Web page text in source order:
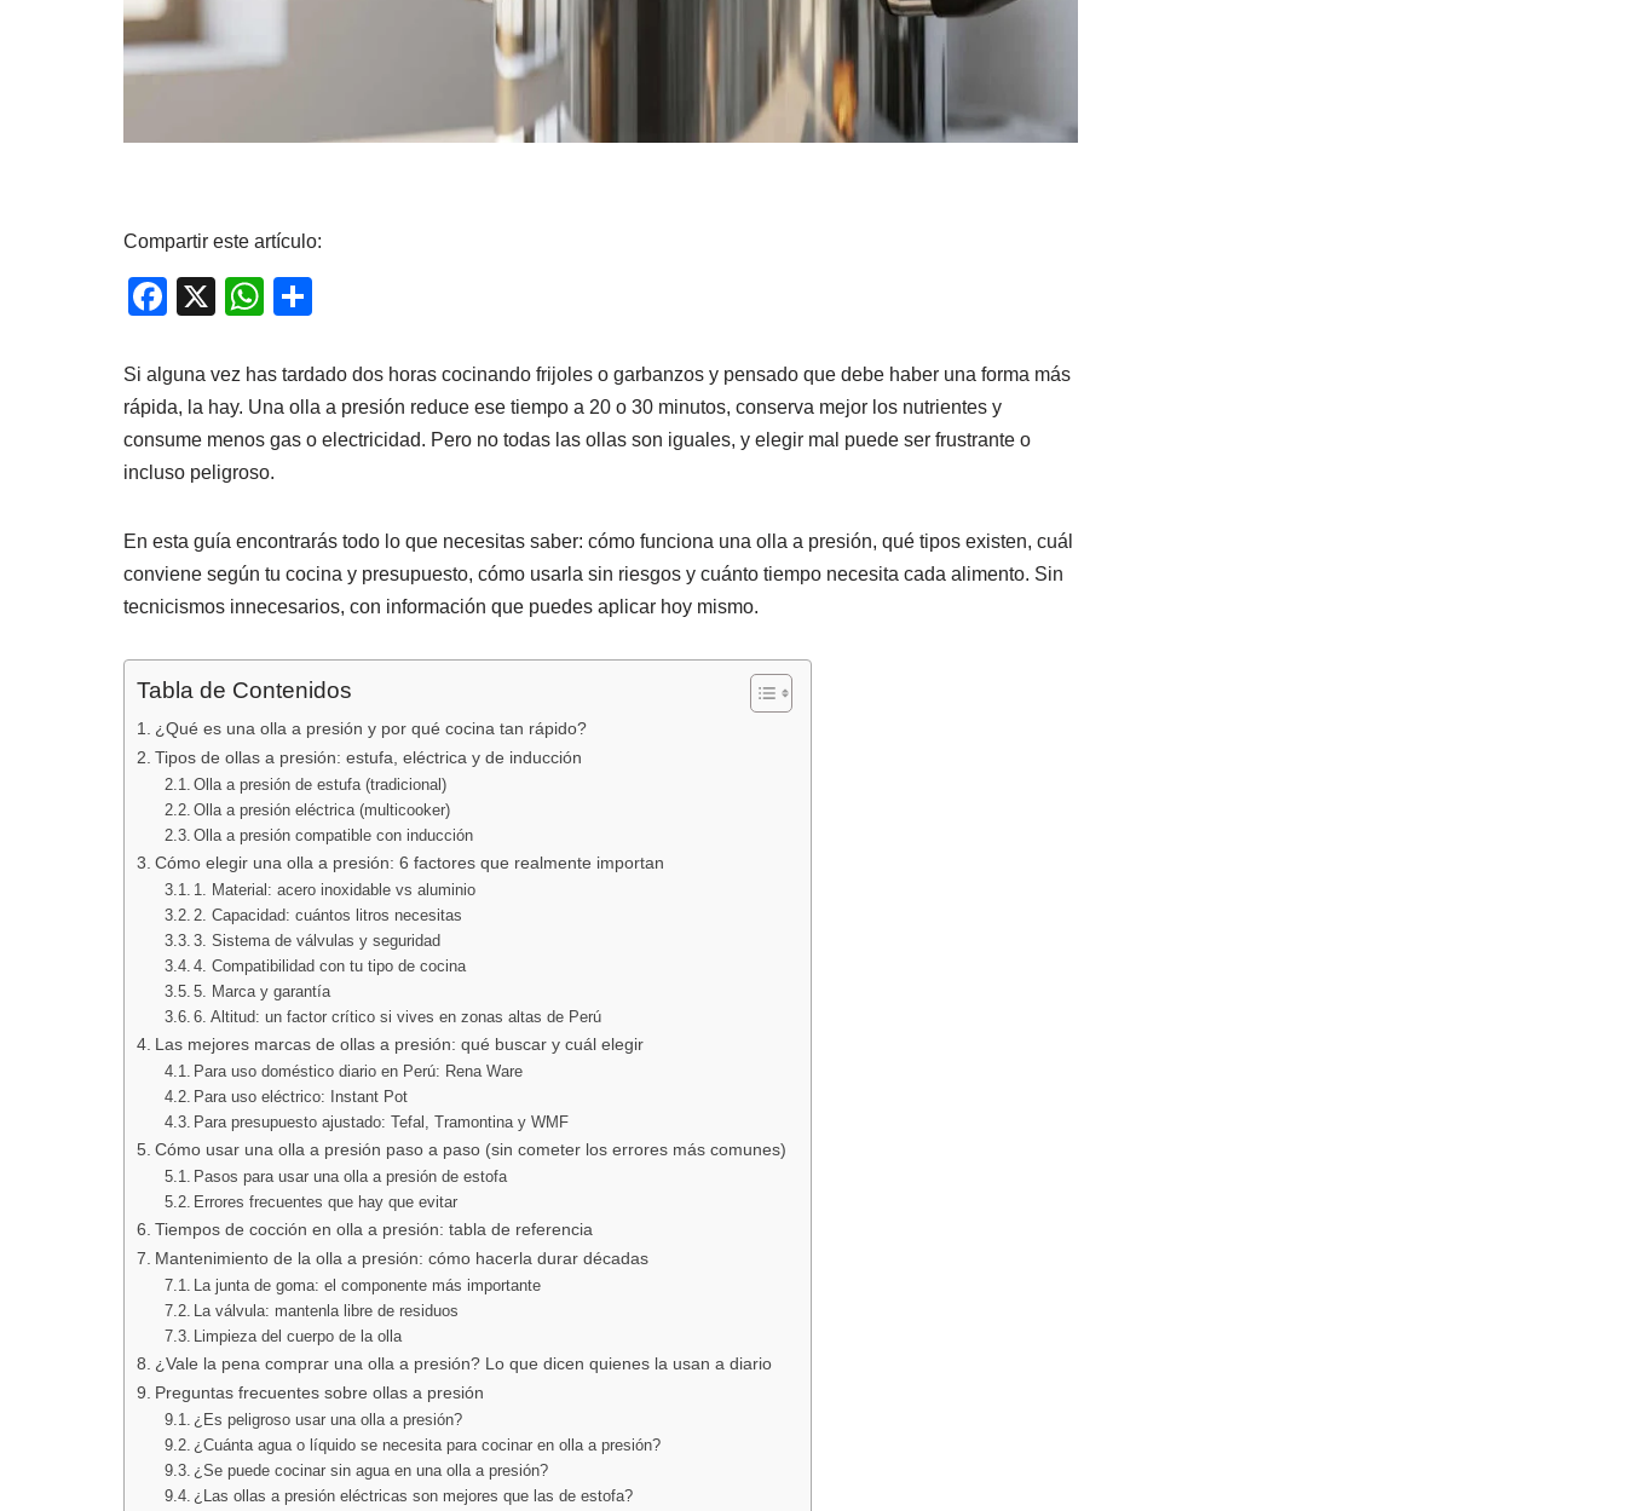
Compartir este artículo:
F
c
e
b
o
o
k
X
W
at
s
A
p
p
m
p
ar
Si alguna vez has tardado dos horas cocinando frijoles o garbanzos y pensado que debe haber una forma más
rápida, la hay. Una olla a presión reduce ese tiempo a 20 o 30 minutos, conserva mejor los nutrientes y
consume menos gas o electricidad. Pero no todas las ollas son iguales, y elegir mal puede ser frustrante o
incluso peligroso.
En esta guía encontrarás todo lo que necesitas saber: cómo funciona una olla a presión, qué tipos existen, cuál
conviene según tu cocina y presupuesto, cómo usarla sin riesgos y cuánto tiempo necesita cada alimento. Sin
tecnicismos innecesarios, con información que puedes aplicar hoy mismo.
Tabla de Contenidos
¿Qué es una olla a presión y por qué cocina tan rápido?
Tipos de ollas a presión: estufa, eléctrica y de inducción
Olla a presión de estufa (tradicional)
Olla a presión eléctrica (multicooker)
Olla a presión compatible con inducción
Cómo elegir una olla a presión: 6 factores que realmente importan
1. Material: acero inoxidable vs aluminio
2. Capacidad: cuántos litros necesitas
3. Sistema de válvulas y seguridad
4. Compatibilidad con tu tipo de cocina
5. Marca y garantía
6. Altitud: un factor crítico si vives en zonas altas de Perú
Las mejores marcas de ollas a presión: qué buscar y cuál elegir
Para uso doméstico diario en Perú: Rena Ware
Para uso eléctrico: Instant Pot
Para presupuesto ajustado: Tefal, Tramontina y WMF
Cómo usar una olla a presión paso a paso (sin cometer los errores más comunes)
Pasos para usar una olla a presión de estofa
Errores frecuentes que hay que evitar
Tiempos de cocción en olla a presión: tabla de referencia
Mantenimiento de la olla a presión: cómo hacerla durar décadas
La junta de goma: el componente más importante
La válvula: mantenla libre de residuos
Limpieza del cuerpo de la olla
¿Vale la pena comprar una olla a presión? Lo que dicen quienes la usan a diario
Preguntas frecuentes sobre ollas a presión
¿Es peligroso usar una olla a presión?
¿Cuánta agua o líquido se necesita para cocinar en olla a presión?
¿Se puede cocinar sin agua en una olla a presión?
¿Las ollas a presión eléctricas son mejores que las de estofa?